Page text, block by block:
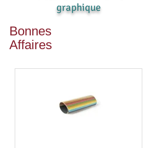
graphique
Bonnes
Affaires